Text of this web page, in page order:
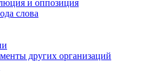
и оппозиция
слова
других организаций